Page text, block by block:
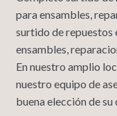
para ensambles,
surtido de repuestos
ensambles,
En nuestro amplio
nuestro equipo de
buena elección de su